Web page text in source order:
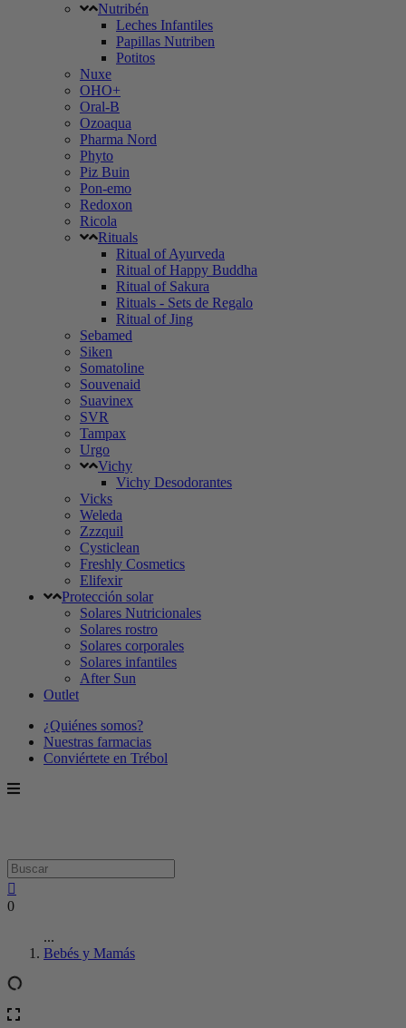
Nutribén
Leches Infantiles
Papillas Nutriben
Potitos
Nuxe
OHO+
Oral-B
Ozoaqua
Pharma Nord
Phyto
Piz Buin
Pon-emo
Redoxon
Ricola
Rituals
Ritual of Ayurveda
Ritual of Happy Buddha
Ritual of Sakura
Rituals - Sets de Regalo
Ritual of Jing
Sebamed
Siken
Somatoline
Souvenaid
Suavinex
SVR
Tampax
Urgo
Vichy
Vichy Desodorantes
Vicks
Weleda
Zzzquil
Cysticlean
Freshly Cosmetics
Elifexir
Protección solar
Solares Nutricionales
Solares rostro
Solares corporales
Solares infantiles
After Sun
Outlet
¿Quiénes somos?
Nuestras farmacias
Conviértete en Trébol
0
...
Bebés y Mamás